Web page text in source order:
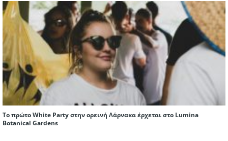
Το πρώτο White Party στην ορεινή Λάρνακα έρχεται στο Lumina
Botanical Gardens